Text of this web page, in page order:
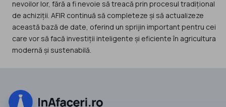
nevoilor lor, fără a fi nevoie să treacă prin procesul tradițional
de achiziții. AFIR continuă să completeze și să actualizeze
această bază de date, oferind un sprijin important pentru cei
care vor să facă investiții inteligente și eficiente în agricultura
modernă și sustenabilă.